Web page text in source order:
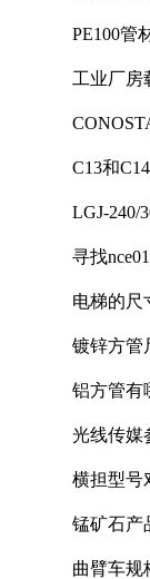
PE100管
工业厂房
C13和
LGJ-240/
寻找
电梯的尺
镀锌方管
铝方管有
光线传媒
横担型号
锰矿石产
曲臂车规